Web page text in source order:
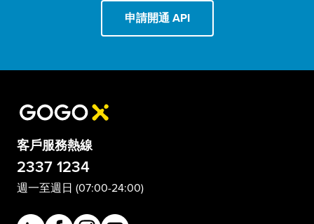
申請開通 API
客戶服務熱線
2337 1234
週一至週日 (07:00-24:00)